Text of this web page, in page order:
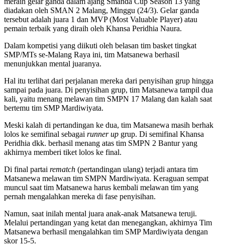
diadakan oleh SMAN 2 Malang, Minggu (24/3). Gelar ganda
tersebut adalah juara 1 dan MVP (Most Valuable Player) atau
pemain terbaik yang diraih oleh Khansa Peridhia Naura.
Dalam kompetisi yang diikuti oleh belasan tim basket tingkat
SMP/MTs se-Malang Raya ini, tim Matsanewa berhasil
menunjukkan mental juaranya.
Hal itu terlihat dari perjalanan mereka dari penyisihan grup hingga
sampai pada juara. Di penyisihan grup, tim Matsanewa tampil dua
kali, yaitu menang melawan tim SMPN 17 Malang dan kalah saat
bertemu tim SMP Mardiwiyata.
Meski kalah di pertandingan ke dua, tim Matsanewa masih berhak
lolos ke semifinal sebagai runner up grup. Di semifinal Khansa
Peridhia dkk. berhasil menang atas tim SMPN 2 Bantur yang
akhirnya memberi tiket lolos ke final.
Di final partai rematch (pertandingan ulang) terjadi antara tim
Matsanewa melawan tim SMPN Mardiwiyata. Keraguan sempat
muncul saat tim Matsanewa harus kembali melawan tim yang
pernah mengalahkan mereka di fase penyisihan.
Namun, saat inilah mental juara anak-anak Matsanewa teruji.
Melalui pertandingan yang ketat dan menegangkan, akhirnya Tim
Matsanewa berhasil mengalahkan tim SMP Mardiwiyata dengan
skor 15-5.